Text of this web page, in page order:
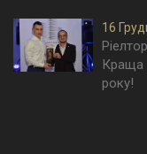
16
Краща
року!